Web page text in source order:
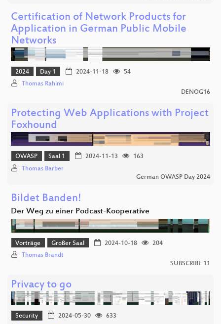
Certification of Network Products for
Application in German Public Mobile
Networks
2024 Day 1 2024-11-18
54
Thomas Rahimi
DENOG16
Protecting Web Applications with Project
Foxhound
OWASP Saal 1 2024-11-13
163
Thomas Barber
German OWASP Day 2024
Bildet Banden!
Der Weg zu einer Podcast-Kooperative
Vorträge Großer Saal 2024-10-18
204
Thomas Brandt
SUBSCRIBE 11
Privacy to go
Security 2024-05-30
633